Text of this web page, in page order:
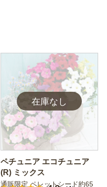
ペチュニア エコチュニア
(R) ミックス
通販限定 ペレットシード約65